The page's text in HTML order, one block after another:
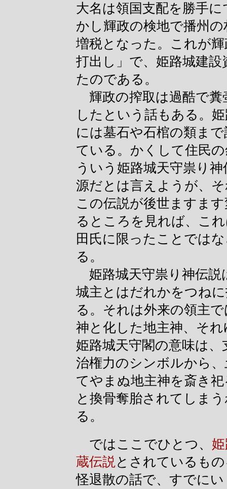
大名は領国支配を勝手
かし輝政の検地で播州
増税となった。これが
打出し」で、姫路城建設
たのである。
輝政の搾取は過酷で糞
したという話もある。
には墓石や石棺の類ま
ている。かくして住民
ういう姫路城天守祟り
源だとは言えようが、
この伝説が後世ますま
るところを見れば、こ
田氏に限ったことでは
る。
姫路城天守祟り神伝説
城主とはだれかをつね
る。それは外来の領主
神と化した地主神、そ
姫路城天守閣の意味は、
治権力のシンボルから
てやまぬ地主神を斎き
と換骨奪胎されてしま
る。
ではここでひとつ、
蔵伝説とされているも
怪退散の話で、すでに